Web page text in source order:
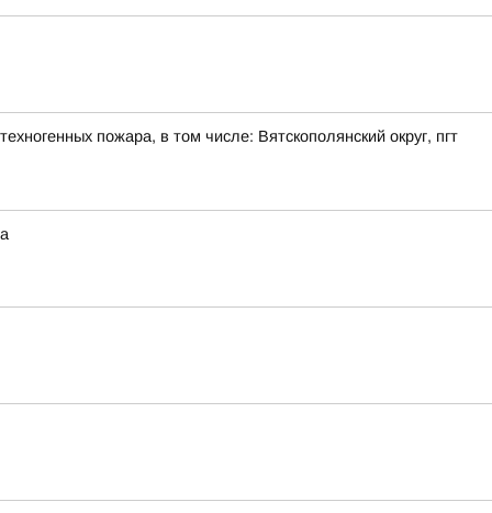
пожара, в том числе: Вятскополянский округ, пгт